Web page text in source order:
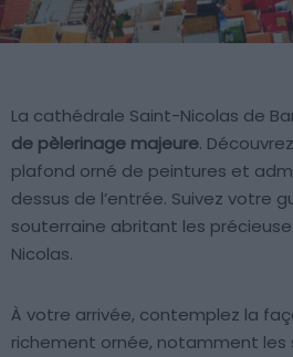
La cathédrale Saint-Nicolas de
de pèlerinage majeure.
plafond orné de peintures et
dessus de l’entrée. Suivez votre
souterraine abritant les
Nicolas.
À votre arrivée, contemplez la
richement ornée, notamment les